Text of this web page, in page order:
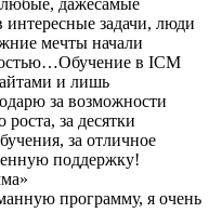
любые, дажесамые
задачи, люди
мечты начали
в ICM
и лишь
за возможности
за десятки
за отличное
поддержку!
программу, я очень